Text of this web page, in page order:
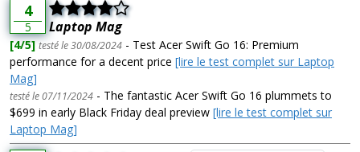
4
5 Laptop Mag
[4/5] testé le 30/08/2024 - Test Acer Swift Go 16: Premium
performance for a decent price [lire le test complet sur Laptop
Mag]
testé le 07/11/2024 - The fantastic Acer Swift Go 16 plummets to
$699 in early Black Friday deal preview [lire le test complet sur
Laptop Mag]